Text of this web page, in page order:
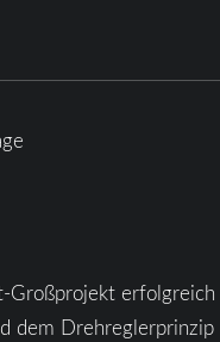
Großprojekt
dem Drehreglerprinzip